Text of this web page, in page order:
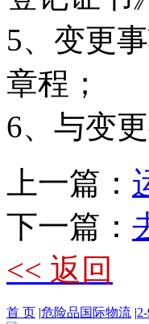
5、变更
章程；
6、与变
上一篇：
下一篇：
<< 返回
首 页 |危险品国际物流 |